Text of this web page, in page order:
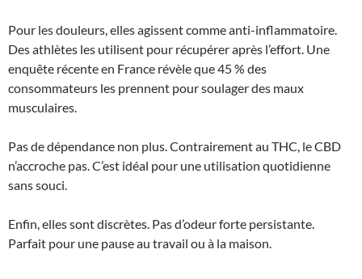
Pour les douleurs, elles agissent comme anti-inflammatoire.
Des athlètes les utilisent pour récupérer après l’effort. Une
enquête récente en France révèle que 45 % des
consommateurs les prennent pour soulager des maux
musculaires.
Pas de dépendance non plus. Contrairement au THC, le CBD
n’accroche pas. C’est idéal pour une utilisation quotidienne
sans souci.
Enfin, elles sont discrètes. Pas d’odeur forte persistante.
Parfait pour une pause au travail ou à la maison.